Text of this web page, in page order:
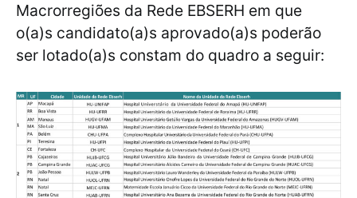
Macrorregiões da Rede EBSERH em que
o(a)s candidato(a)s aprovado(a)s poderão
ser lotado(a)s constam do quadro a seguir: